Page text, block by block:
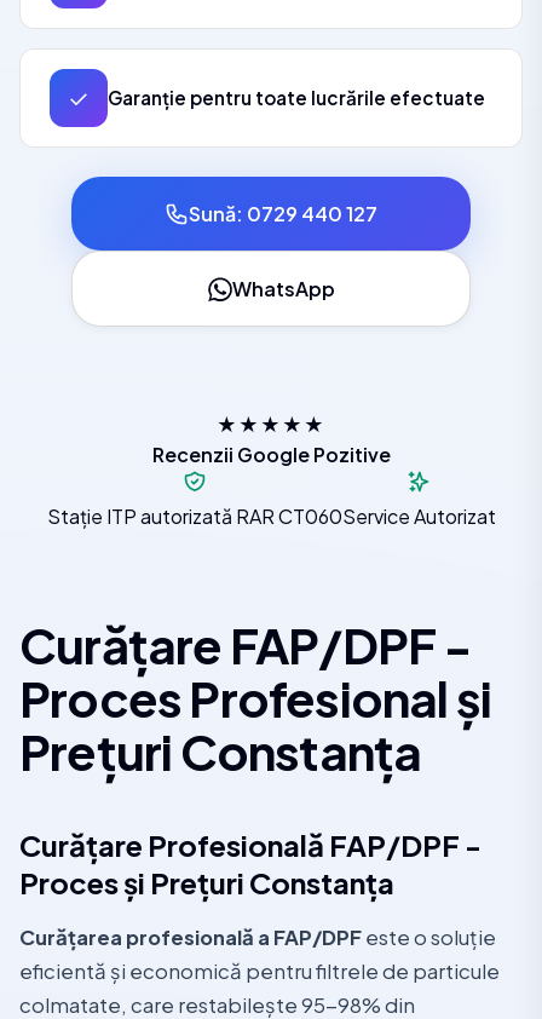
✓ Garanție pentru toate lucrările efectuate
Sună: 0729 440 127
WhatsApp
★★★★★
Recenzii Google Pozitive
Stație ITP autorizată RAR CT060Service Autorizat
Curățare FAP/DPF -
Proces Profesional și
Prețuri Constanța
Curățare Profesională FAP/DPF -
Proces și Prețuri Constanța
Curățarea profesională a FAP/DPFeste o soluție
eficientă și economică pentru filtrele de particule
colmatate, care restabilește 95-98% din